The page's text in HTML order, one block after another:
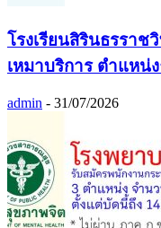
โรงเรียนสิรินธรราช
เหมาบริการ ตำแหน่ง
admin - 31/07/2026